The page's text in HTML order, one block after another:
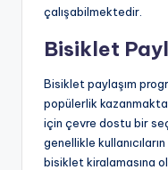
çalışabilmektedir.
Bisiklet
Bisiklet paylaşım
popülerlik
için çevre dostu bir
genellikle
bisiklet kiralamasına